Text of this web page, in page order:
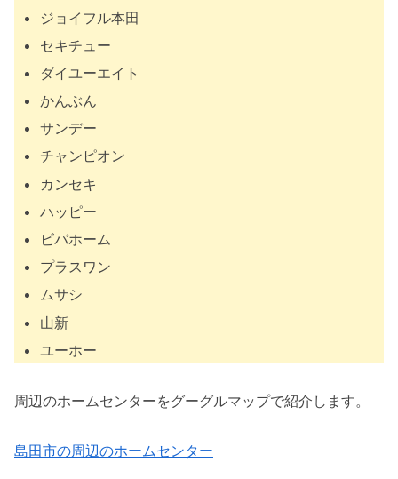
ジョイフル本田
セキチュー
ダイユーエイト
かんぶん
サンデー
チャンピオン
カンセキ
ハッピー
ビバホーム
プラスワン
ムサシ
山新
ユーホー
周辺のホームセンターをグーグルマップで紹介します。
島田市の周辺のホームセンター